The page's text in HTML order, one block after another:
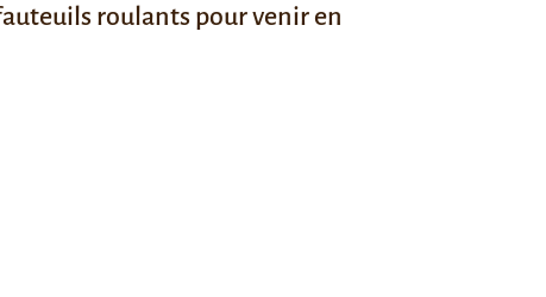
roulants pour venir en